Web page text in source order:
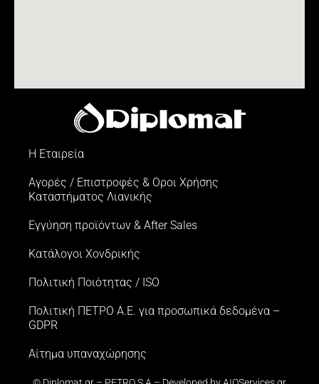
Η Εταιρεία
Αγορές / Επιστροφές & Oροι Xρήσης
Kαταστήματος Λιανικής
Εγγύηση προϊόντων & After Sales
Κατάλογοι Χονδρικής
Πολιτική Ποιότητας / ISO
Πολιτική ΠΕΤΡΟ Α.Ε. για προσωπικά δεδομένα –
GDPR
Αίτημα υπαναχώρησης